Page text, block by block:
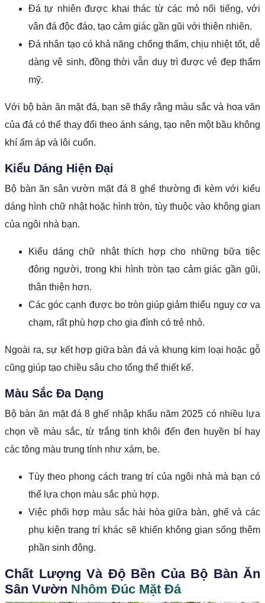
Đá tự nhiên được khai thác từ các mỏ nổi tiếng, với
vân đá độc đáo, tạo cảm giác gần gũi với thiên nhiên.
Đá nhân tạo có khả năng chống thấm, chịu nhiệt tốt, dễ
dàng vệ sinh, đồng thời vẫn duy trì được vẻ đẹp thẩm
mỹ.
Với bộ bàn ăn mặt đá, bạn sẽ thấy rằng màu sắc và hoa văn
của đá có thể thay đổi theo ánh sáng, tạo nên một bầu không
khí ấm áp và lôi cuốn.
Kiểu Dáng Hiện Đại
Bộ bàn ăn sân vườn mặt đá 8 ghế thường đi kèm với kiểu
dáng hình chữ nhật hoặc hình tròn, tùy thuộc vào không gian
của ngôi nhà bạn.
Kiểu dáng chữ nhật thích hợp cho những bữa tiệc
đông người, trong khi hình tròn tạo cảm giác gần gũi,
thân thiện hơn.
Các góc cạnh được bo tròn giúp giảm thiểu nguy cơ va
chạm, rất phù hợp cho gia đình có trẻ nhỏ.
Ngoài ra, sự kết hợp giữa bàn đá và khung kim loại hoặc gỗ
cũng giúp tạo chiều sâu cho tổng thể thiết kế.
Màu Sắc Đa Dạng
Bộ bàn ăn mặt đá 8 ghế nhập khẩu năm 2025 có nhiều lựa
chọn về màu sắc, từ trắng tinh khôi đến đen huyền bí hay
các tông màu trung tính như xám, be.
Tùy theo phong cách trang trí của ngôi nhà mà bạn có
thể lựa chọn màu sắc phù hợp.
Việc phối hợp màu sắc hài hòa giữa bàn, ghế và các
phụ kiện trang trí khác sẽ khiến không gian sống thêm
phần sinh động.
Chất Lượng Và Độ Bền Của Bộ Bàn Ăn
Sân Vườn Nhôm Đúc Mặt Đá